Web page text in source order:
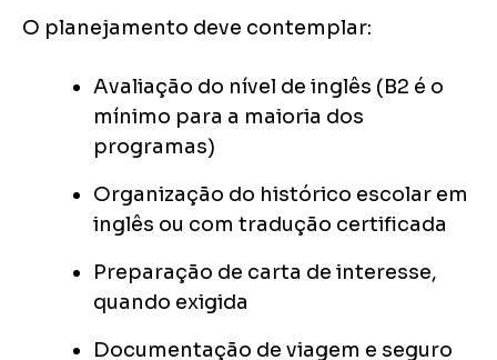
O planejamento deve contemplar:
Avaliação do nível de inglês (B2 é o
mínimo para a maioria dos
programas)
Organização do histórico escolar em
inglês ou com tradução certificada
Preparação de carta de interesse,
quando exigida
Documentação de viagem e seguro